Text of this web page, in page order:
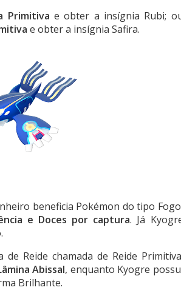
Primitiva e obter a insígnia Rubi;
e obter a insígnia Safira.
beneficia Pokémon do tipo
e Doces por captura. Já
Reide chamada de Reide
Abissal, enquanto Kyogre
Brilhante.